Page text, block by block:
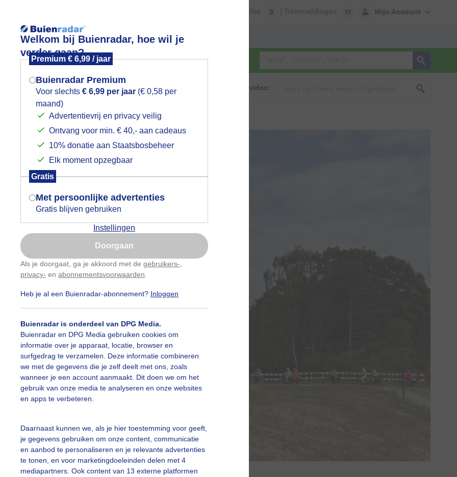
Welkom bij Buienradar, hoe wil je
verder gaan?
Premium € 6,99 / jaar
Buienradar Premium
Voor slechts € 6,99 per jaar (€ 0,58 per
maand)
Advertentievrij en privacy veilig
Ontvang voor min. € 40,- aan cadeaus
10% donatie aan Staatsbosbeheer
Elk moment opzegbaar
Gratis
Met persoonlijke advertenties
Gratis blijven gebruiken
Instellingen
Doorgaan
Als je doorgaat, ga je akkoord met de gebruikers-
privacy- en abonnementsvoorwaarden
Heb je al een Buienradar-abonnement? Inloggen
Buienradar is onderdeel van DPG Media.
Buienradar en DPG Media gebruiken cookies om
informatie over je apparaat, locatie, browser en
surfgedrag te verzamelen. Deze informatie combineren
we met de gegevens die je zelf deelt met ons, zoals
wanneer je een account aanmaakt. Dit doen we om het
gebruik van onze media te analyseren en onze websites
en apps te verbeteren.
Daarnaast kunnen we, als je hier toestemming voor geeft,
je gegevens gebruiken om onze content, communicatie
en aanbod te personaliseren en je relevante advertenties
te tonen, en voor marketingdoeleinden delen met 4
mediapartners. Ook content van 13 externe platformen
Mijn Account
Files 5 | Treinmeldingen 11
Lees meer.
Foto en video Weerzine
Zoeken in foto & video:
de pedalen 3
van een toertochtje met de club
Mogen we je locatie gebruiken voor
het weer?
Indien je hier nog geen akkoord op hebt
gegeven, verschijnt er zo een pop-up uit
je browser waarin deze toestemming
gevraagd wordt.
Is goed, toon de popup
Nu niet, misschien later
Gebruik je Safari en wil je niet elke dag deze pop-up
Klikhierom dit aan te passen